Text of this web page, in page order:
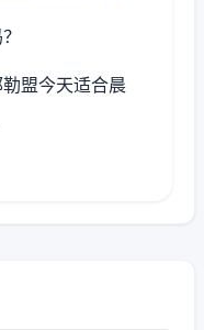
盟今天适合晨